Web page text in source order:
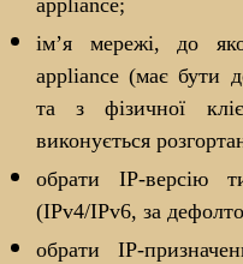
appliance;
ім’я мережі, до
appliance (має бути
та з фізичної
виконується
обрати ІР-версію
(IPv4/IPv6, за
обрати ІР-